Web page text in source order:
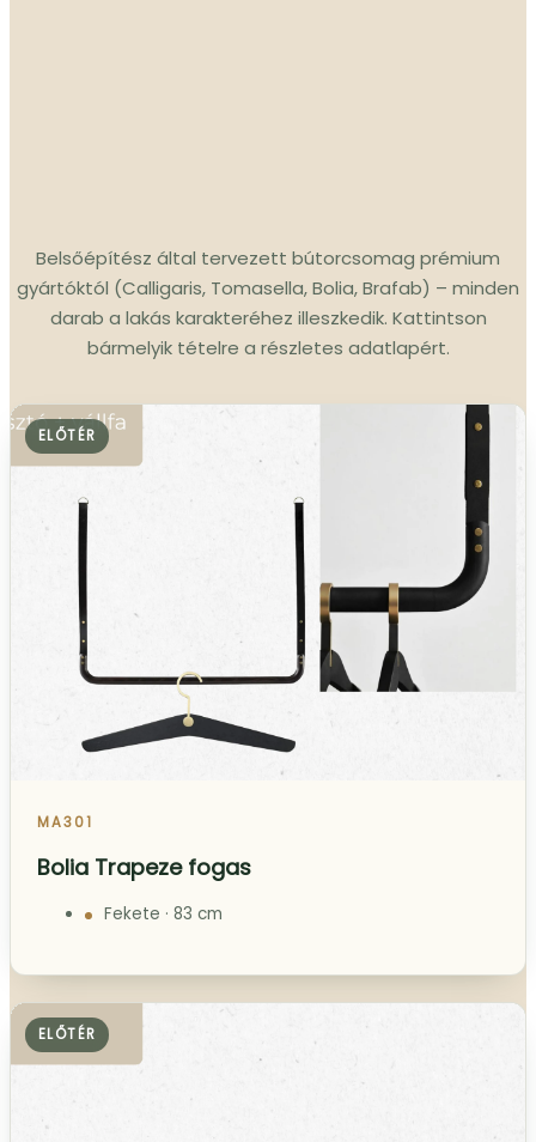
Belsőépítész által tervezett bútorcsomag prémium
gyártóktól (Calligaris, Tomasella, Bolia, Brafab) – minden
darab a lakás karakteréhez illeszkedik. Kattintson
bármelyik tételre a részletes adatlapért.
ELŐTÉR
MA301
Bolia Trapeze fogas
Fekete · 83 cm
ELŐTÉR